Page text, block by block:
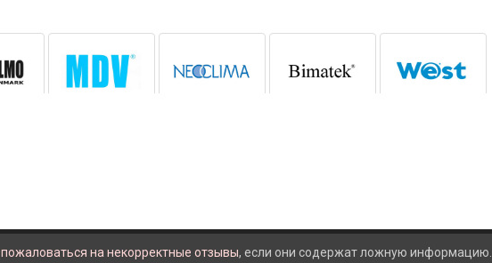
пожаловаться на некорректные отзывы, если они содержат ложную информацию.